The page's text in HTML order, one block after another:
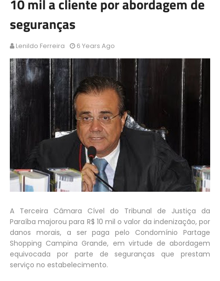
10 mil a cliente por abordagem de
seguranças
Lenildo Ferreira 6 Years Ago
A Terceira Câmara Cível do Tribunal de Justiça da
Paraíba majorou para R$ 10 mil o valor da indenização, por
danos morais, a ser paga pelo Condomínio Partage
Shopping Campina Grande, em virtude de abordagem
equivocada por parte de seguranças que prestam
serviço no estabelecimento.